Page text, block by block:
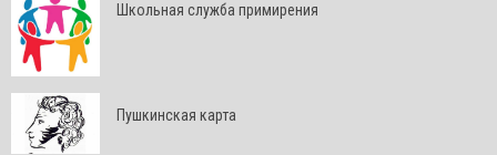
Школьная служба примирения
Пушкинская карта